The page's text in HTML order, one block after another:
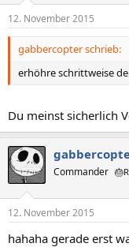
12. November 2015
gabbercopter schrieb:
erhöhre schrittweise
Du meinst sicherlich
Commander
12. November 2015
hahaha gerade erst